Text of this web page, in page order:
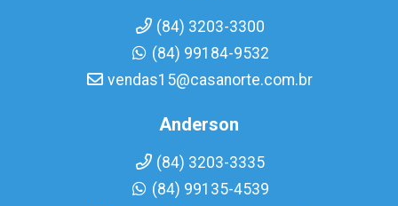
(84) 3203-3300
(84) 99184-9532
vendas15@casanorte.com.br
Anderson
(84) 3203-3335
(84) 99135-4539